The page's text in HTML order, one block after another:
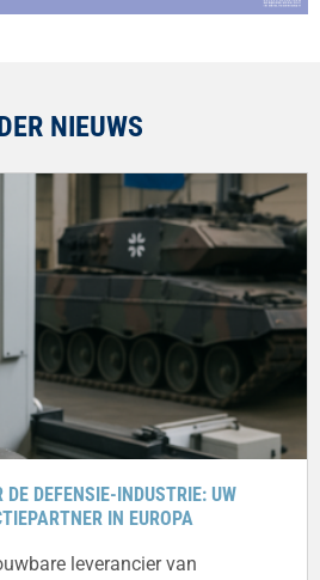
NIEUWS
DEFENSIE-INDUSTRIE: UW
IN EUROPA
leverancier van